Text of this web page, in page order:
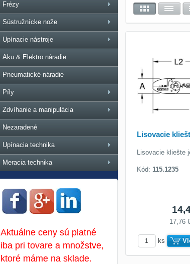
Lisovacie
Lisovacie kliešte
Kód: 115.1235
17,76
ks
Frézy
Sústružnícke nože
Upínacie nástroje
Aku & Elektro náradie
Pneumatické náradie
Píly
Zdvíhanie a manipulácia
Nezaradené
Upínacia technika
Meracia technika
Aktuálne ceny sú platné
iba pri tovare a množstve,
ktoré máme na sklade.